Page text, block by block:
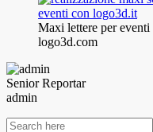
Maxi lettere per eventi
logo3d.com
Senior Reportar
admin